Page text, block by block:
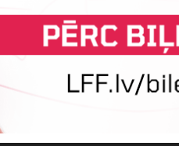
PUSLAIKS
SĀKUMS